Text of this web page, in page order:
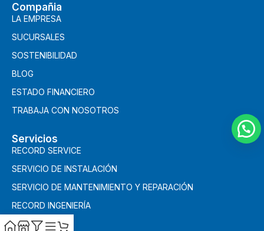
Compañia
LA EMPRESA
SUCURSALES
SOSTENIBILIDAD
BLOG
ESTADO FINANCIERO
TRABAJA CON NOSOTROS
Servicios
RECORD SERVICE
SERVICIO DE INSTALACIÓN
SERVICIO DE MANTENIMIENTO Y REPARACIÓN
RECORD INGENIERÍA